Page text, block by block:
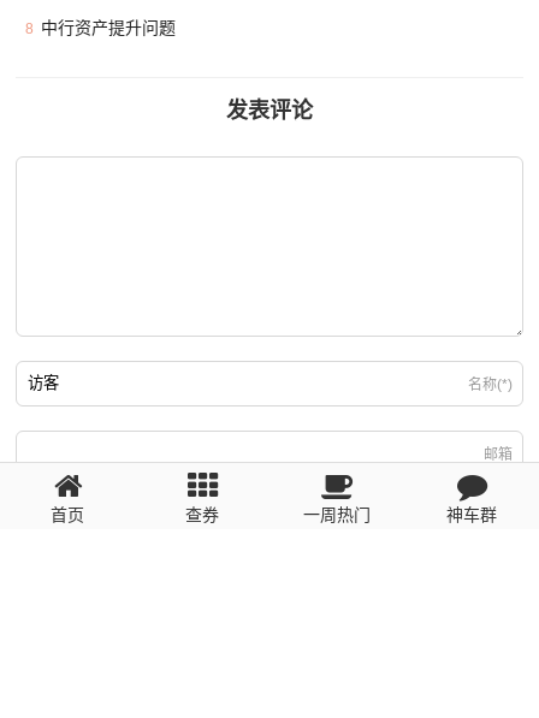
8 中行资产提升问题
发表评论
名称(*)
邮箱
回复需填写必要信息
首页 查券 一周热门 神车群